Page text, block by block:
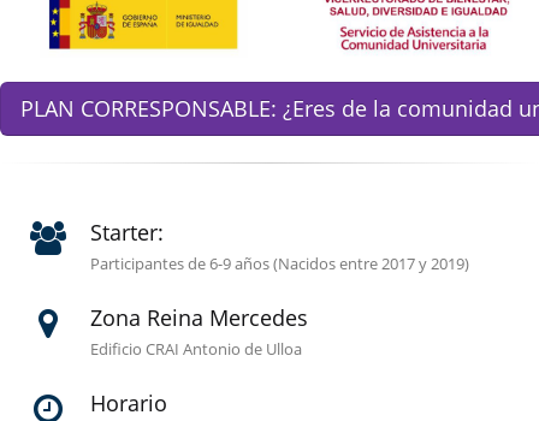
PLAN CORRESPONSABLE: ¿Eres de la
Starter:
Participantes de 6-9 años (Nacidos entre 2017 y 2019)
Zona Reina Mercedes
Edificio CRAI Antonio de Ulloa
Horario